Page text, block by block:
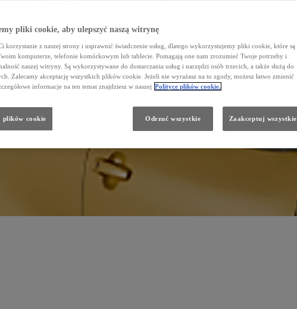
pliki cookie, aby ulepszyć naszą witrynę
korzystanie z naszej strony i usprawnić świadczenie usług, dlatego wykorzystujemy pliki cookie, które są
komputerze, telefonie komórkowym lub tablecie. Pomagają one nam zrozumieć Twoje potrzeby i
naszej witryny. Są wykorzystywane do dostarczania usług i narzędzi osób trzecich, a także służą do
Zalecamy akceptację wszystkich plików cookie. Jeżeli nie wyrażasz na to zgody, możesz łatwo zmienić
informacje na ten temat znajdziesz w naszej Polityce plików cookie.
Odrzuć wszystkie Zaakceptuj wszystkie
plików cookie